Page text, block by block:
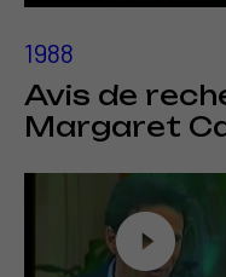
1988
Avis de
Margaret